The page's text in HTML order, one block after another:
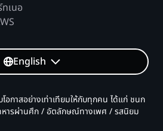
เนอ
English
กาสอย่างเท่าเทียมให้กับทุกคน ได้แก่ ชนก
ารผ่านศึก / อัตลักษณ์ทางเพศ / รสนิยม